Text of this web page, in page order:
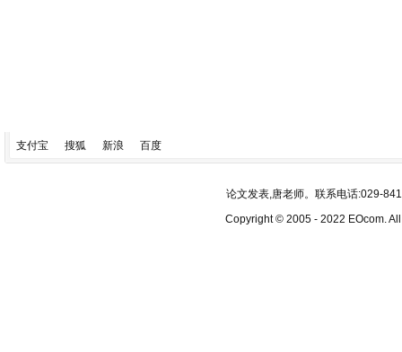
支付宝 搜狐 新浪 百度
论文发表,唐老师。联系电话:029-
Copyright © 2005 - 2022 EOcom.